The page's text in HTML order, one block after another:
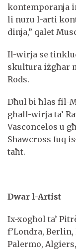
kontemporanja
li nuru l-arti
dinja,” qalet
Il-wirja se
skultura iżgħar
Rods.
Dħul bi ħlas fil-
għall-wirja ta’
Vasconcelos u
Shawcross fuq
taħt.
Dwar l-Artist
Ix-xogħol ta’
f’Londra, Berlin,
Palermo,